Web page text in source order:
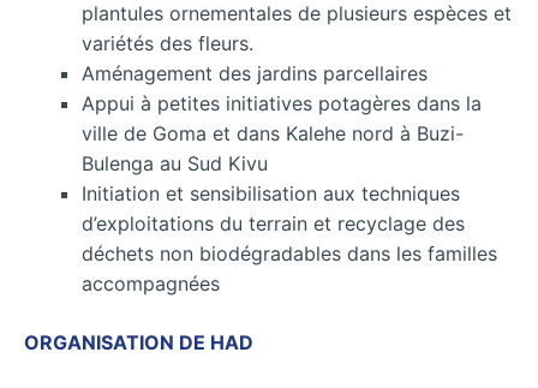
plantules ornementales de plusieurs espèces et
variétés des fleurs.
Aménagement des jardins parcellaires
Appui à petites initiatives potagères dans la
ville de Goma et dans Kalehe nord à Buzi-
Bulenga au Sud Kivu
Initiation et sensibilisation aux techniques
d’exploitations du terrain et recyclage des
déchets non biodégradables dans les familles
accompagnées
ORGANISATION DE HAD